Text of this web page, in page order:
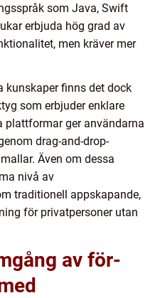
som Java, Swift
erbjuda hög grad av
men kräver mer
kunskaper finns det dock
som erbjuder enklare
plattformar ger användarna
drag-and-drop-
Även om dessa
nivå av
traditionell appskapande,
för privatpersoner utan
av för-